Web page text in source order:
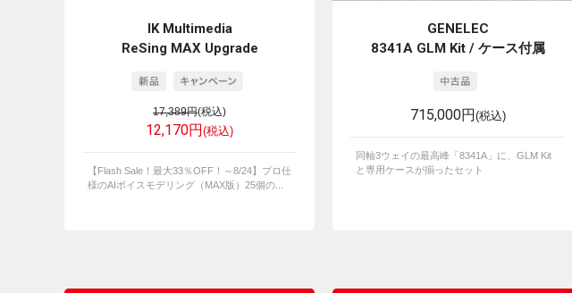
IK Multimedia
ReSing MAX Upgrade
17,389円(税込)
12,170円(税込)
【Flash Sale！最大33％OFF！～8/24】プロ仕
様のAIボイスモデリング（MAX版）25個の...
GENELEC
8341A GLM Kit / ケース付属
715,000円(税込)
同軸3ウェイの最高峰「8341A」に、GLM Kit
と専用ケースが揃ったセット